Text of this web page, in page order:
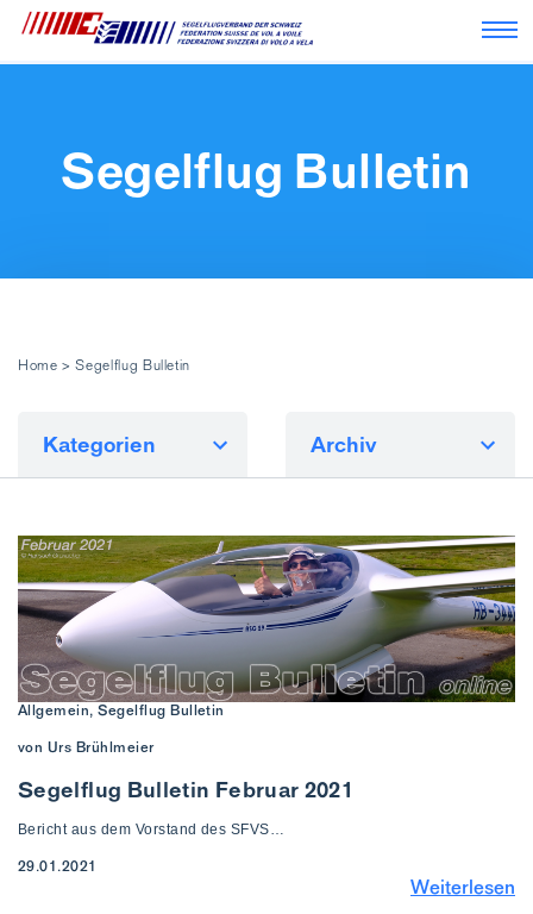
Segelflug Bulletin
Home >Segelflug Bulletin
Kategorien Archiv
Allgemein, Segelflug Bulletin
von Urs Brühlmeier
Segelflug Bulletin Februar 2021
Bericht aus dem Vorstand des SFVS…
29.01.2021
Weiterlesen